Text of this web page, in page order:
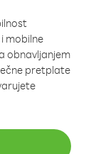
mobilne
obnavljanjem
pretplate